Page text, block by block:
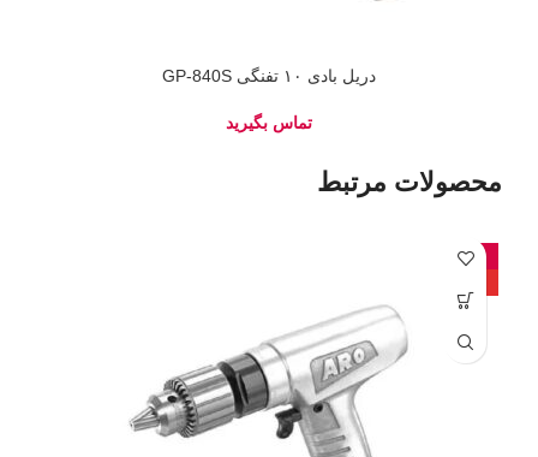
دریل بادی ۱۰ تفنگی GP-840S
محصولات مرتبط
-4%